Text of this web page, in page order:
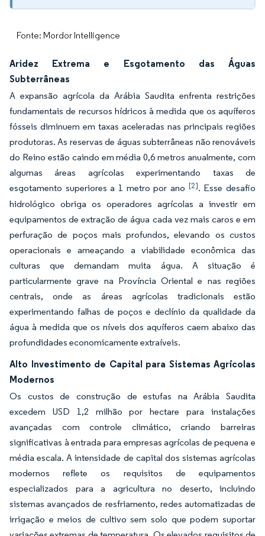
Fonte: Mordor Intelligence
Aridez Extrema e Esgotamento das Águas
Subterrâneas
A expansão agrícola da Arábia Saudita enfrenta restrições
fundamentais de recursos hídricos à medida que os aquíferos
fósseis diminuem em taxas aceleradas nas principais regiões
produtoras. As reservas de águas subterrâneas não renováveis
do Reino estão caindo em média 0,6 metros anualmente, com
algumas áreas agrícolas experimentando taxas de
esgotamento superiores a 1 metro por ano [2]. Esse desafio
hidrológico obriga os operadores agrícolas a investir em
equipamentos de extração de água cada vez mais caros e em
perfuração de poços mais profundos, elevando os custos
operacionais e ameaçando a viabilidade econômica das
culturas que demandam muita água. A situação é
particularmente grave na Província Oriental e nas regiões
centrais, onde as áreas agrícolas tradicionais estão
experimentando falhas de poços e declínio da qualidade da
água à medida que os níveis dos aquíferos caem abaixo das
profundidades economicamente extraíveis.
Alto Investimento de Capital para Sistemas Agrícolas
Modernos
Os custos de construção de estufas na Arábia Saudita
excedem USD 1,2 milhão por hectare para instalações
avançadas com controle climático, criando barreiras
significativas à entrada para empresas agrícolas de pequena e
média escala. A intensidade de capital dos sistemas agrícolas
modernos reflete os requisitos de equipamentos
especializados para a agricultura no deserto, incluindo
sistemas avançados de resfriamento, redes automatizadas de
irrigação e meios de cultivo sem solo que podem suportar